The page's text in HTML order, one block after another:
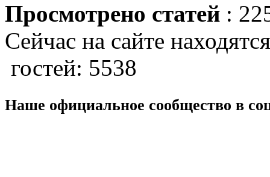
Просмотрено статей :
Сейчас на сайте
гостей: 5538
Наше официальное сообщество в